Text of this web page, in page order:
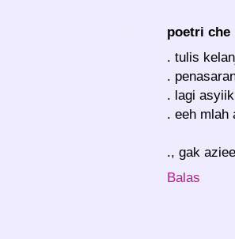
poetri che
. tulis
.
. lagi
. eeh mlah
., gak
Balas